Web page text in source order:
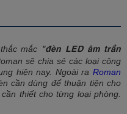
mắc "đèn LED âm trần
sẽ chia sẻ các loại công
hiện nay. Ngoài ra Roman
cần dùng để thuận tiện cho
thiết cho từng loại phòng.